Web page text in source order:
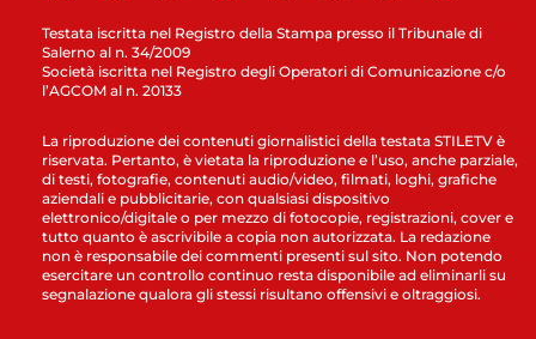
Testata iscritta nel Registro della Stampa presso il Tribunale di
Salerno al n. 34/2009
Società iscritta nel Registro degli Operatori di Comunicazione c/o
l’AGCOM al n. 20133
La riproduzione dei contenuti giornalistici della testata STILETV è
riservata. Pertanto, è vietata la riproduzione e l’uso, anche parziale,
di testi, fotografie, contenuti audio/video, filmati, loghi, grafiche
aziendali e pubblicitarie, con qualsiasi dispositivo
elettronico/digitale o per mezzo di fotocopie, registrazioni, cover e
tutto quanto è ascrivibile a copia non autorizzata. La redazione
non è responsabile dei commenti presenti sul sito. Non potendo
esercitare un controllo continuo resta disponibile ad eliminarli su
segnalazione qualora gli stessi risultano offensivi e oltraggiosi.